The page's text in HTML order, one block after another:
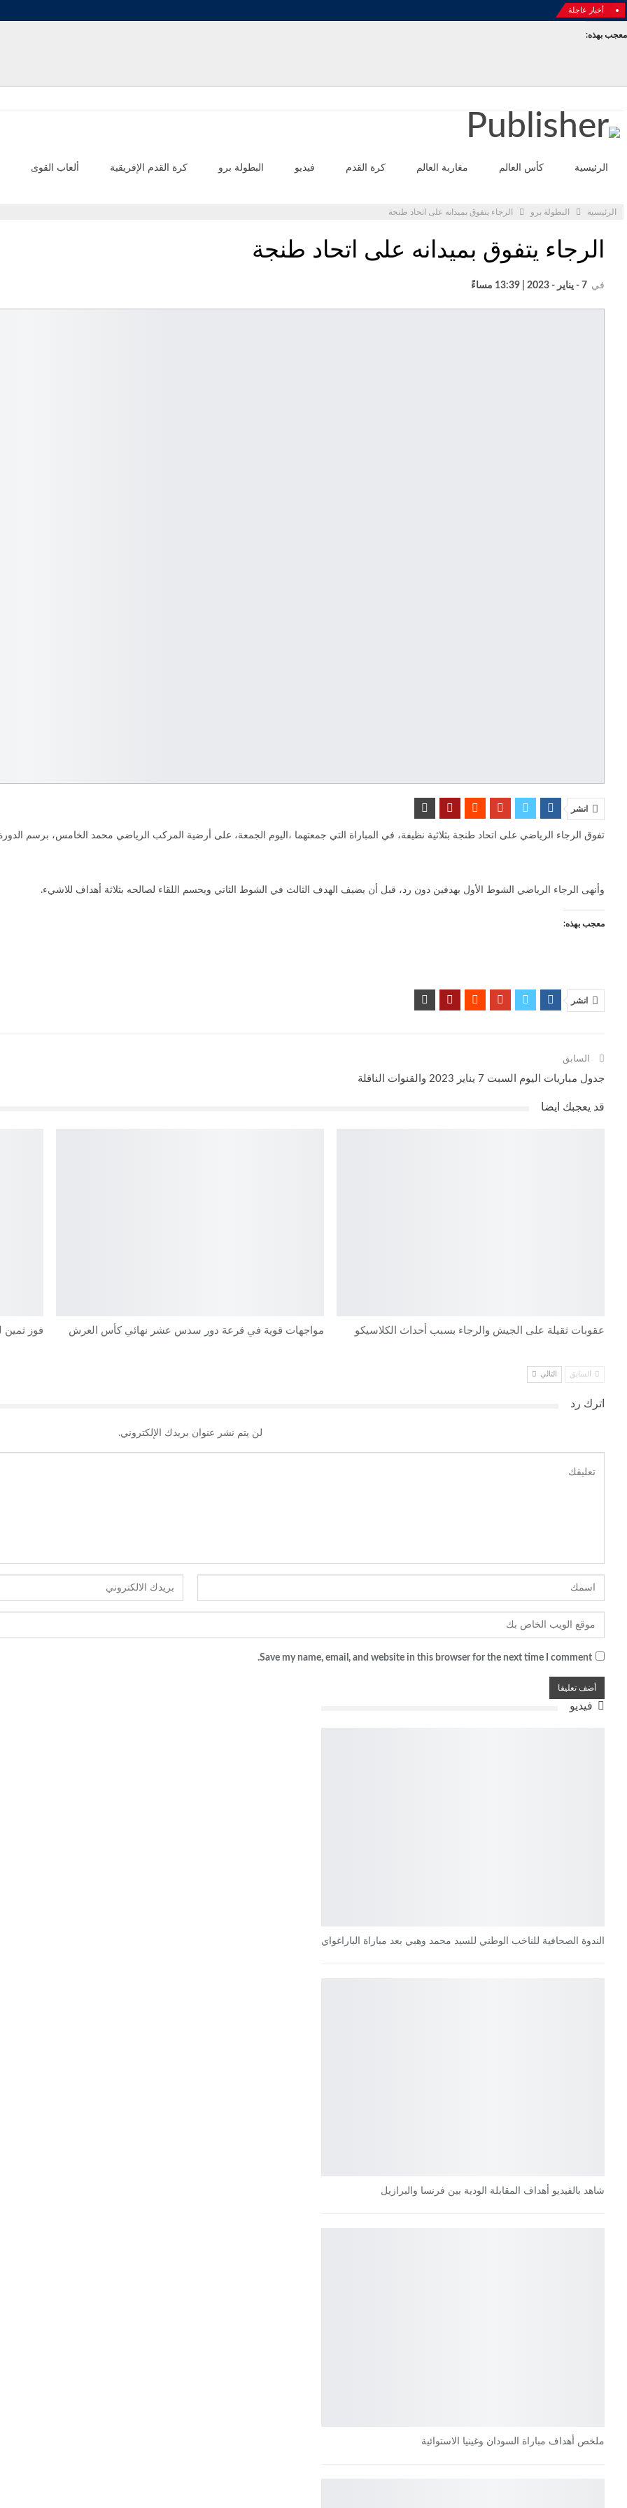
أخبار عاجلة
معجب بهذه:
الرئيسية كأس العالم مغاربة العالم كرة القدم فيديو البطولة برو كرة القدم الإفريقية ألعاب القوى
الرئيسية البطولة برو الرجاء يتفوق بميدانه على اتحاد طنجة
الرجاء يتفوق بميدانه على اتحاد طنجة
في 7 - يناير - 2023 | 13:39 مساءً
انشر
تفوق الرجاء الرياضي على اتحاد طنجة بثلاثية نظيفة، في المباراة التي جمعتهما ،اليوم الجمعة، على أرضية المركب الرياضي محمد الخامس، برسم الدورة ال11 من البطولة الوطنية الإحترافية “إنوي” لكرة
وأنهى الرجاء الرياضي الشوط الأول بهدفين دون رد، قبل أن يضيف الهدف الثالث في الشوط الثاني ويحسم اللقاء لصالحه بثلاثة أهداف للاشيء.
معجب بهذه:
انشر
السابق
جدول مباريات اليوم السبت 7 يناير 2023 والقنوات الناقلة
قد يعجبك ايضا
عقوبات ثقيلة على الجيش والرجاء بسبب أحداث الكلاسيكو مواجهات قوية في قرعة دور سدس عشر نهائي كأس العرش فوز ثمين
السابق التالي
اترك رد
لن يتم نشر عنوان بريدك الإلكتروني.
Save my name, email, and website in this browser for the next time I comment.
فيديو
الندوة الصحافية للناخب الوطني للسيد محمد وهبي بعد مباراة الباراغواي
شاهد بالفيديو أهداف المقابلة الودية بين فرنسا والبرازيل
ملخص أهداف مباراة السودان وغينيا الاستوائية